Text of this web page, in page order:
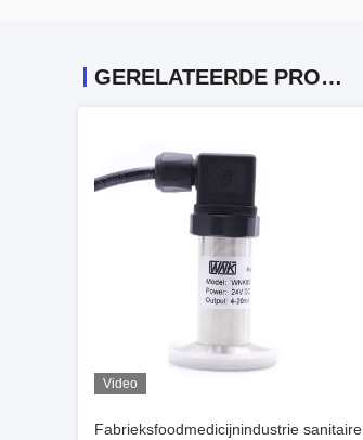
GERELATEERDE PRODUCTEN
Video
Fabrieksfoodmedicijnindustrie sanitaire